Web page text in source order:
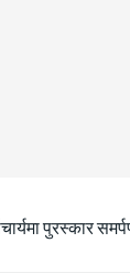
पुरस्कार